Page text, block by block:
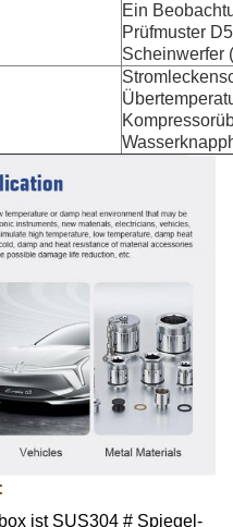
Ein
Prüfmuster
Scheinwerfer
ist SUS304 # Spiegel-